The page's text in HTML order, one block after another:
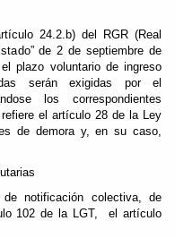
24.2.b) del RGR (Real
de 2 de septiembre de
plazo voluntario de ingreso
serán exigidas por el
los correspondientes
el artículo 28 de la Ley
de demora y, en su caso,
notificación colectiva, de
102 de la LGT, el artículo